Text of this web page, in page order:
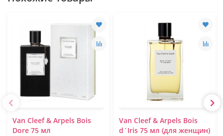
Van Cleef & Arpels Bois
Dore 75 мл
Van Cleef & Arpels Bois
d`Iris 75 мл (для женщин)